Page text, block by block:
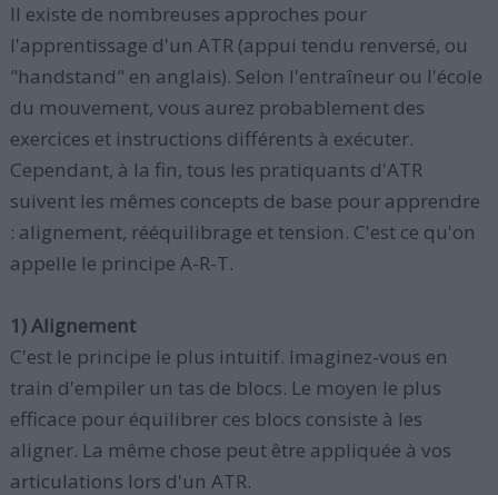
Il existe de nombreuses approches pour
l'apprentissage d'un ATR (appui tendu renversé, ou
"handstand" en anglais). Selon l'entraîneur ou l'école
du mouvement, vous aurez probablement des
exercices et instructions différents à exécuter.
Cependant, à la fin, tous les pratiquants d'ATR
suivent les mêmes concepts de base pour apprendre
: alignement, rééquilibrage et tension. C'est ce qu'on
appelle le principe A-R-T.
1) Alignement
C'est le principe le plus intuitif. Imaginez-vous en
train d'empiler un tas de blocs. Le moyen le plus
efficace pour équilibrer ces blocs consiste à les
aligner. La même chose peut être appliquée à vos
articulations lors d'un ATR.